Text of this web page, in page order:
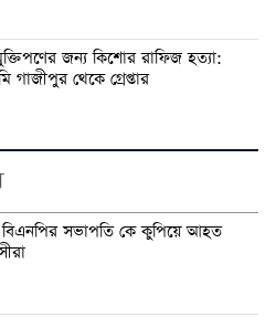
জন্য কিশোর রাফিজ হত্যা:
গাজীপুর থেকে গ্রেপ্তার
সভাপতি কে কুপিয়ে আহত